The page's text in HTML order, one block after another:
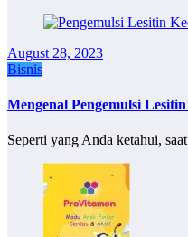
August 28, 2023
Bisnis
Mengenal Pengemulsi
Seperti yang Anda ketahui,